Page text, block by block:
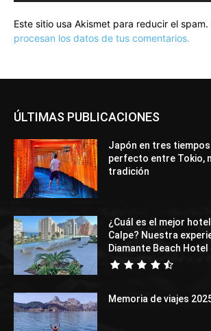
Este sitio usa Akismet para reducir el spam.
procesan los datos de tus comentarios.
ÚLTIMAS PUBLICACIONES
Japón en tres
perfecto entre Tokio,
tradición
¿Cuál es el mejor
Calpe? Nuestra
Diamante Beach Hotel
Memoria de viajes